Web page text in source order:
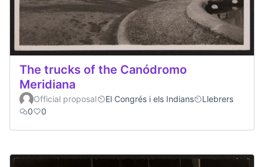
The trucks of the Canódromo
Meridiana
Official proposal El Congrés i els Indians
Llebrers
0
0